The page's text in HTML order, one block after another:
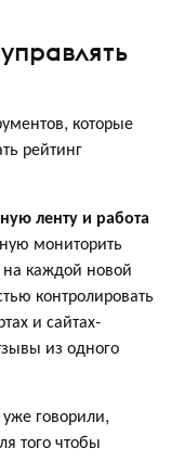
которые
рейтинг
ленту и работа
мониторить
каждой новой
контролировать
и сайтах-
из одного
говорили,
того чтобы